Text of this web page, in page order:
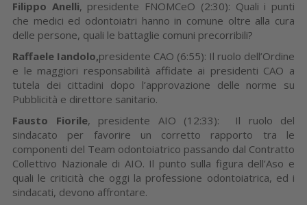
Filippo Anelli, presidente FNOMCeO (2:30): Quali i punti
che medici ed odontoiatri hanno in comune oltre alla cura
delle persone, quali le battaglie comuni precorribili?
Raffaele Iandolo,presidente CAO (6:55): Il ruolo dell’Ordine
e le maggiori responsabilità affidate ai presidenti CAO a
tutela dei cittadini dopo l’approvazione delle norme su
Pubblicità e direttore sanitario.
Fausto Fiorile, presidente AIO (12:33): Il ruolo del
sindacato per favorire un corretto rapporto tra le
componenti del Team odontoiatrico passando dal Contratto
Collettivo Nazionale di AIO. Il punto sulla figura dell’Aso e
quali le criticità che oggi la professione odontoiatrica, ed i
sindacati, devono affrontare.